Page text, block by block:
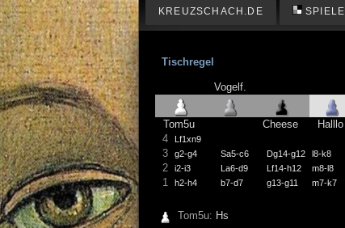
KREUZSCHACH.DE SPIELE
Tischregel
Tom5u
Vogelf.
Cheese
Halllo
4
Lf1xn9
3 g2-g4 Sa5-c6 Dg14-g12 l8-k8
2 i2-i3 La6-d9 Lf14-h12 m8-l8
1 h2-h4 b7-d7 g13-g11 m7-k7
Tom5u: Hs